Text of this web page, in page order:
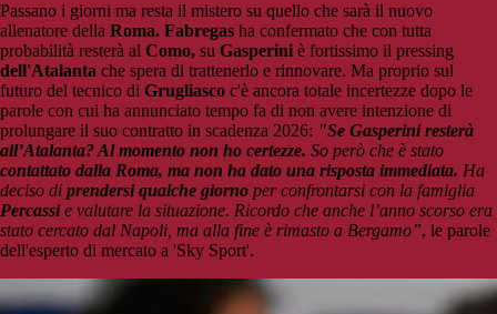
Passano i giorni ma resta il mistero su quello che sarà il nuovo
allenatore della Roma. Fabregas ha confermato che con tutta
probabilità resterà al Como, su Gasperini è fortissimo il pressing
dell'Atalanta che spera di trattenerlo e rinnovare. Ma proprio sul
futuro del tecnico di Grugliasco c'è ancora totale incertezze dopo le
parole con cui ha annunciato tempo fa di non avere intenzione di
prolungare il suo contratto in scadenza 2026: "Se Gasperini resterà
all’Atalanta? Al momento non ho certezze. So però che è stato
contattato dalla Roma, ma non ha dato una risposta immediata. Ha
deciso di prendersi qualche giorno per confrontarsi con la famiglia
Percassie valutare la situazione. Ricordo che anche l’anno scorso era
stato cercato dal Napoli, ma alla fine è rimasto a Bergamo”, le parole
dell'esperto di mercato a 'Sky Sport'.